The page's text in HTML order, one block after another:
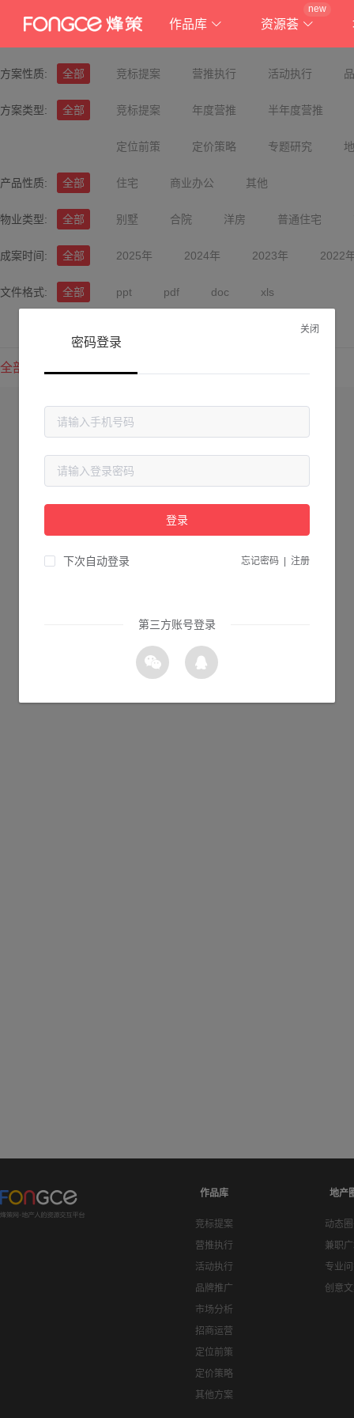
作品库 资源荟
new
方案性质: 全部 竞标提案 营推执行 活动执行
方案类型: 全部 竞标提案 年度营推 半年度营推
定位前策 定价策略 专题研究
产品性质: 全部 住宅 商业办公 其他
物业类型: 全部 别墅 合院 洋房 普通住宅
成案时间: 全部 2025年 2024年 2023年 2022
文件格式: 全部 ppt pdf doc xls
全部方案
作品库
竞标提案
营推执行
活动执行
品牌推广
市场分析
招商运营
定位前策
定价策略
其他方案
地产
动态
兼职
专业
创意
关闭
密码登录
登录
下次自动登录 忘记密码 注册
第三方账号登录